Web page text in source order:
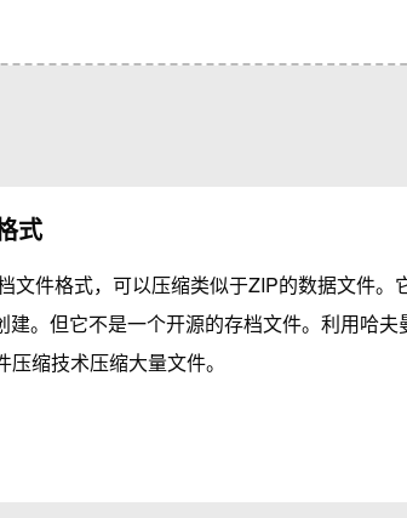
式
文件格式，可以压缩类似于ZIP的数据文件。
建。但它不是一个开源的存档文件。利用哈夫
缩技术压缩大量文件。